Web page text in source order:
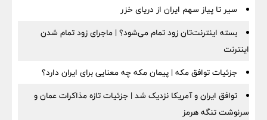
سیر تا پیاز سهم ایران از دریای خزر
بسته اینترنت‌تان زود تمام می‌شود؟ | ماجرای زود تمام شدن
اینترنت
جزئیات توافق مکه | پیمان مکه چه معنایی برای ایران دارد؟
توافق ایران و آمریکا نزدیک شد | جزئیات تازه مذاکرات عمان و
سرنوشت تنگه هرمز